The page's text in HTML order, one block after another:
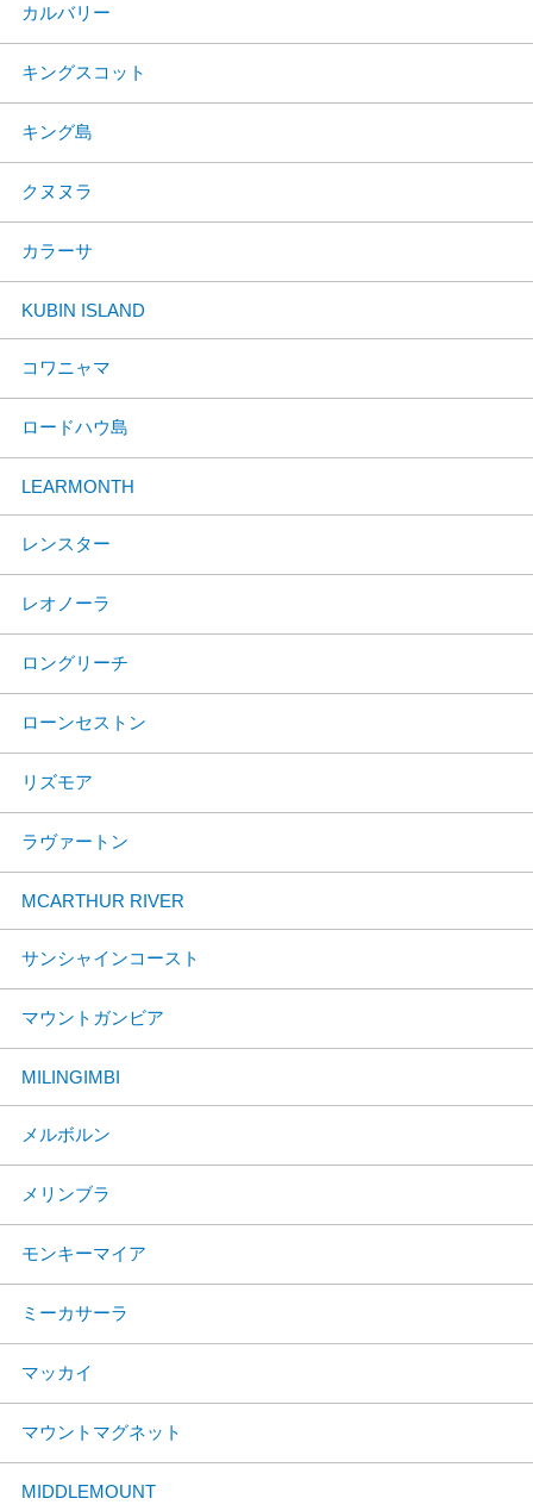
カルバリー
キングスコット
キング島
クヌヌラ
カラーサ
KUBIN ISLAND
コワニャマ
ロードハウ島
LEARMONTH
レンスター
レオノーラ
ロングリーチ
ローンセストン
リズモア
ラヴァートン
MCARTHUR RIVER
サンシャインコースト
マウントガンビア
MILINGIMBI
メルボルン
メリンブラ
モンキーマイア
ミーカサーラ
マッカイ
マウントマグネット
MIDDLEMOUNT